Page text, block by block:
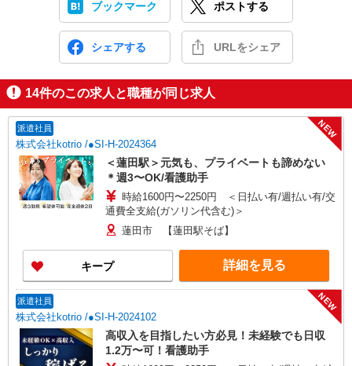
ブックマーク ポストする
シェアする URLをシェア
14件のこの求人と職種が同じ求人
派遣社員
株式会社kotrio /●SI-H-2024364
NEW
＜蓮田駅＞元気も、プライベートも諦めない
＊週3〜OK/看護助手
時給1600円〜2250円 ＜日払い有/週払い有/交
通費全支給(ガソリン代含む)＞
蓮田市 【蓮田駅そば】
キープ 詳細を見る
派遣社員
株式会社kotrio /●SI-H-2024102
NEW
高収入を目指したい方必見！未経験でも日収
1.2万〜可！看護助手